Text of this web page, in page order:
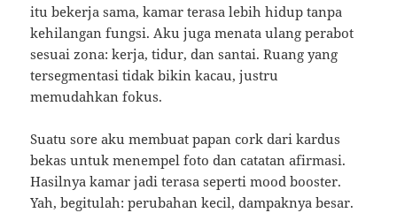
itu bekerja sama, kamar terasa lebih hidup tanpa
kehilangan fungsi. Aku juga menata ulang perabot
sesuai zona: kerja, tidur, dan santai. Ruang yang
tersegmentasi tidak bikin kacau, justru
memudahkan fokus.
Suatu sore aku membuat papan cork dari kardus
bekas untuk menempel foto dan catatan afirmasi.
Hasilnya kamar jadi terasa seperti mood booster.
Yah, begitulah: perubahan kecil, dampaknya besar.